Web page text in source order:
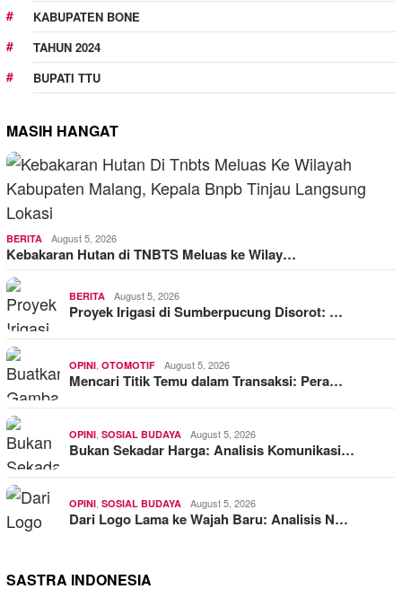
KABUPATEN BONE
TAHUN 2024
BUPATI TTU
MASIH HANGAT
BERITA August 5, 2026
Kebakaran Hutan di TNBTS Meluas ke Wilay…
BERITA August 5, 2026
Proyek Irigasi di Sumberpucung Disorot: …
OPINI, OTOMOTIF August 5, 2026
Mencari Titik Temu dalam Transaksi: Pera…
OPINI, SOSIAL BUDAYA August 5, 2026
Bukan Sekadar Harga: Analisis Komunikasi…
OPINI, SOSIAL BUDAYA August 5, 2026
Dari Logo Lama ke Wajah Baru: Analisis N…
SASTRA INDONESIA